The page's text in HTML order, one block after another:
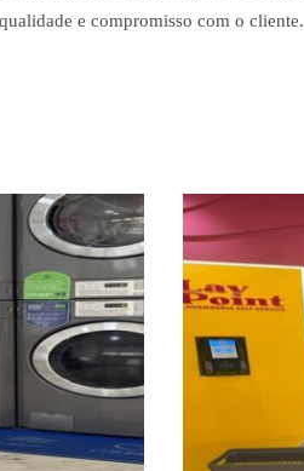
e compromisso com o cliente.